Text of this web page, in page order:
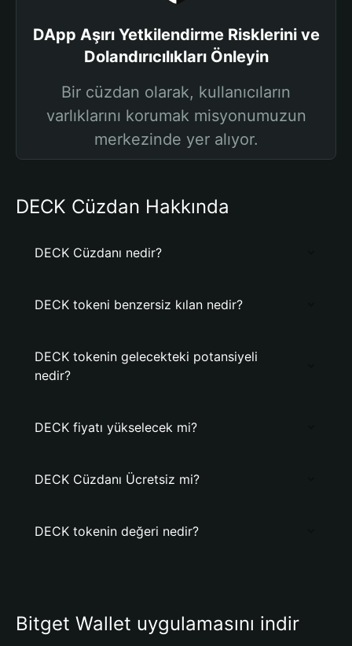
DApp Aşırı Yetkilendirme Risklerini ve
Dolandırıcılıkları Önleyin
Bir cüzdan olarak, kullanıcıların
varlıklarını korumak misyonumuzun
merkezinde yer alıyor.
DECK Cüzdan Hakkında
DECK Cüzdanı nedir?
DECK tokeni benzersiz kılan nedir?
DECK tokenin gelecekteki potansiyeli
nedir?
DECK fiyatı yükselecek mi?
DECK Cüzdanı Ücretsiz mi?
DECK tokenin değeri nedir?
Bitget Wallet uygulamasını indir